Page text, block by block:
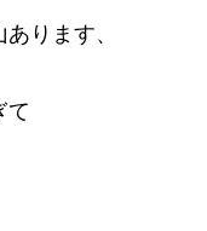
ります、
て